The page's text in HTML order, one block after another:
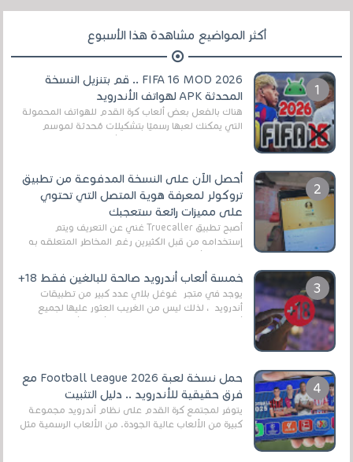
أكثر المواضيع مشاهدة هذا الأسبوع
FIFA 16 MOD 2026 .. قم بتنزيل النسخة
المحدثة APK لهواتف الأندرويد
هناك بالفعل بعض ألعاب كرة القدم للهواتف المحمولة
التي يمكنك لعبها رسميًا بتشكيلات مُحدثة لموسم
أحصل الآن على النسخة المدفوعة من تطبيق
تروكولر لمعرفة هوية المتصل التي تحتوي
على مميزات رائعة ستعجبك
أصبح تطبيق Truecaller غني عن التعريف ويتم
إستخدامه من قبل الكثيرين رغم المخاطر المتعلقه به
خمسة ألعاب أندرويد صالحة للبالغين فقط 18+
يوجد في متجر غوغل بلاي عدد كبير من تطبيقات
أندرويد ، لذلك ليس من الغريب العثور عليها لجميع
حمل نسخة لعبة Football League 2026 مع
فرق حقيقية للأندرويد .. دليل التثبيت
يتوفر لمجتمع كرة القدم على نظام أندرويد مجموعة
كبيرة من الألعاب عالية الجودة. من الألعاب الرسمية مثل